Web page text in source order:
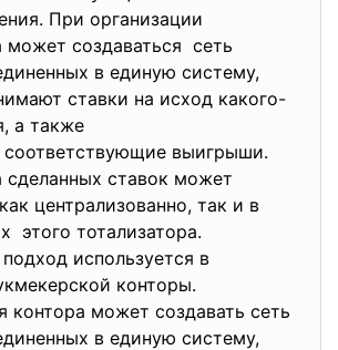
При организации
может создаваться сеть
в единую систему,
ставки на исход какого-
а также
выигрыши.
ставок может
централизованно, так и в
этого тотализатора.
используется в
конторы.
контора может создавать сеть
в единую систему,